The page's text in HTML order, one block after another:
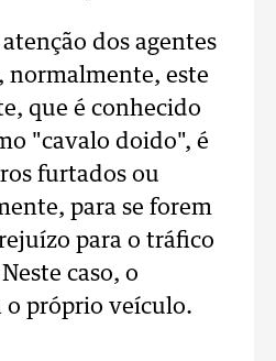
dos agentes
normalmente, este
que é conhecido
"cavalo doido", é
furtados ou
para se forem
para o tráfico
caso, o
próprio veículo.